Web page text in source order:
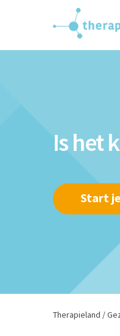
Is het
Start
Therapieland /